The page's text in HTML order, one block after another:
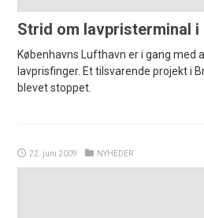
Strid om lavpristerminal i
Københavns Lufthavn er i gang med
lavprisfinger. Et tilsvarende projekt i
blevet stoppet.
22. juni 2009 NYHEDER